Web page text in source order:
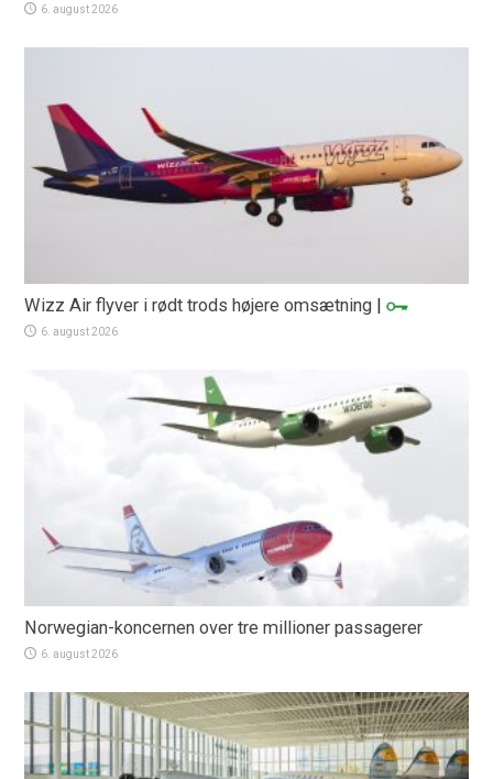
6. august 2026
Wizz Air flyver i rødt trods højere omsætning |
6. august 2026
Norwegian-koncernen over tre millioner passagerer
6. august 2026